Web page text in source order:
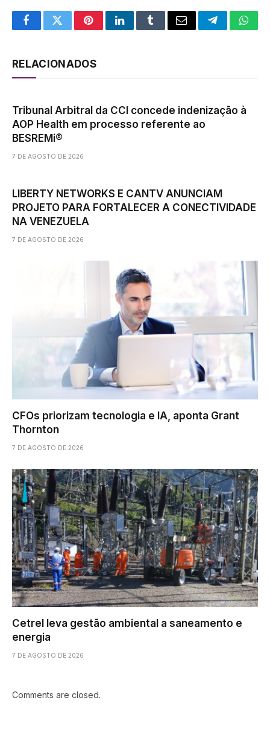
FacebookTwitterPinterestLinkedInTumblrEmail Telegram
RELACIONADOS
Tribunal Arbitral da CCI concede indenização à
AOP Health em processo referente ao
BESREMi®
7 DE AGOSTO DE 2026
LIBERTY NETWORKS E CANTV ANUNCIAM
PROJETO PARA FORTALECER A CONECTIVIDADE
NA VENEZUELA
7 DE AGOSTO DE 2026
CFOs priorizam tecnologia e IA, aponta Grant
Thornton
7 DE AGOSTO DE 2026
Cetrel leva gestão ambiental a saneamento e
energia
7 DE AGOSTO DE 2026
Comments are closed.